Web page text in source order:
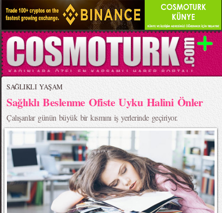
SAĞLIKLI YAŞAM
Sağlıklı Beslenme Ofiste Uyku Halini Önler
Çalışanlar günün büyük bir kısmını iş yerlerinde geçiriyor.